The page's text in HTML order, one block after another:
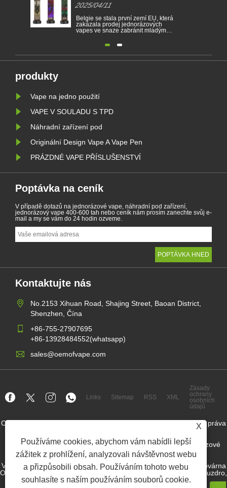
X
Používáme cookies, abychom vám nabídli lepší
zážitek z prohlížení, analyzovali návštěvnost webu
a přizpůsobili obsah. Používáním tohoto webu
souhlasíte s naším používáním souborů cookie.
cigarety
2025/04/11
Belgie se stala první zemí EU, která
zakázala prodej jednorázových
vapes ve snaze zabránit mladým
nikotinu a chránili životní prostředí.
Prodej jednorázových elektronických
cigaret je od 1. ledna zakázán v
Belgii na základě zdraví a životního
produkty
Vape na jedno použití
VAPE V SOULADU S TPD
Náhradní zařízení pod
Originální Design Vape A Vape Pen
PRÁZDNÉ VAPE PŘÍSLUŠENSTVÍ
Poptávka na ceník
V případě dotazů na jednorázové vape, náhradní pod zařízení,
jednorázový vape 400-600 tah nebo ceník nám prosím zanechte svůj e-
mail a my se vám do 24 hodin ozveme.
Kontaktujte nás
No.2153 Xihuan Road, Shajing Street, Baoan District,
Shenzhen, Čína
+86-755-27907695
+86-13928484552(whatsapp)
sales@oemofvape.com
Links Sitemap RSS XML
Zásady
ochrany
osobních
údajů
Copyright © 2022 Aplus Precision Technology Co., Ltd. Všechna práva
Výrobce kazety v Číně, náhradní podléhající zařízení, jednorázové
vape, továrna na vape OEM, elektronická cigareta
Velkoobchod s nikotinem, dodavatelem nikotinového pouzdra, továrna
OEM Nicotine Pouch továrna, továrna OEM SNUS, nikotinový pouzdro,
předplněné zařízení, zařízení, zařízení,